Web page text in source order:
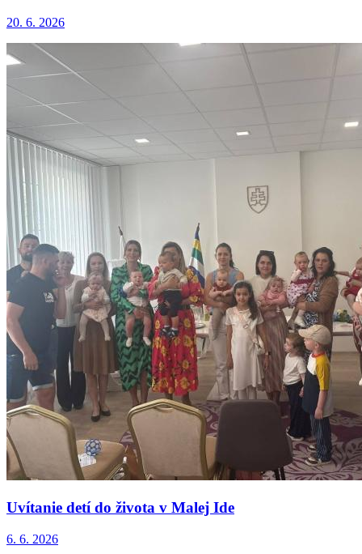
20. 6. 2026
Uvítanie detí do života v Malej Ide
6. 6. 2026